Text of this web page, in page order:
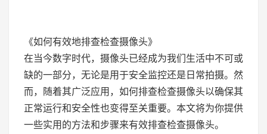
《如何有效地排查检查摄像头》
在当今数字时代，摄像头已经成为我们生活中不可或
缺的一部分，无论是用于安全监控还是日常拍摄。然
而，随着其广泛应用，如何排查检查摄像头以确保其
正常运行和安全性也变得至关重要。本文将为你提供
一些实用的方法和步骤来有效排查检查摄像头。